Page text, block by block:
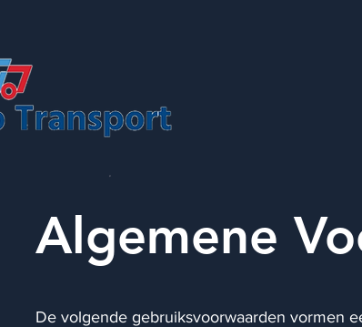
Algemene
De volgende gebruiksvoorwaarden vormen